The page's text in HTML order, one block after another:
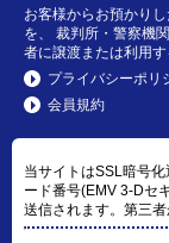
お客様からお預かり
を、 裁判所・警察機
者に譲渡または利用す
プライバシーポリ
会員規約
当サイトはSSL暗号
ード番号(EMV 3-Dセ
送信されます。第三